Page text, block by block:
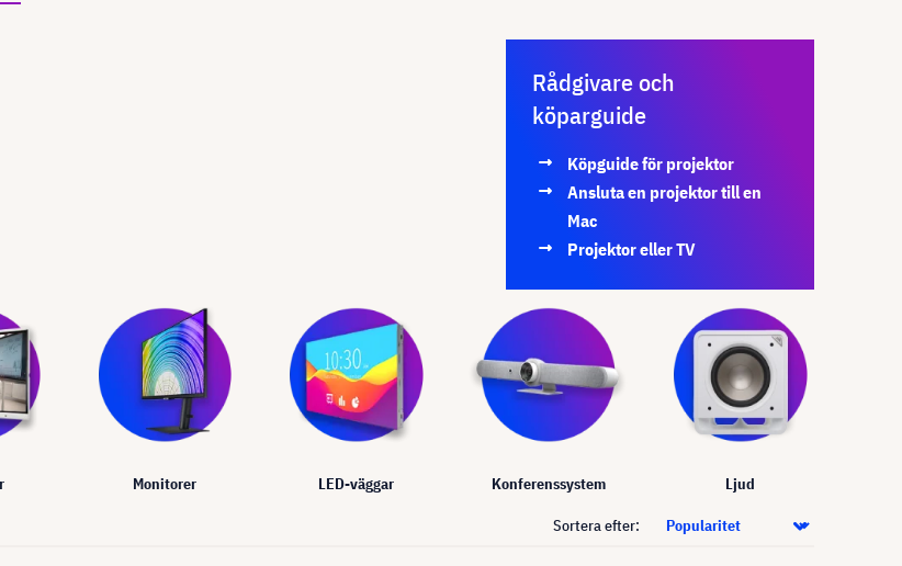
Rådgivare och
köparguide
Köpguide för projektor
Ansluta en projektor till en
Mac
Projektor eller TV
Monitorer LED-väggar Konferenssystem Ljud
Sortera efter: